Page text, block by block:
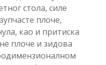
стола, силе
плоче,
као и притиска
плоче и зидова